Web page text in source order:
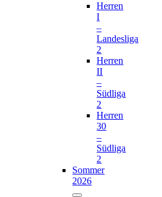
Herren
I
–
Landesliga
2
Herren
II
–
Südliga
2
Herren
30
–
Südliga
2
Sommer
2026